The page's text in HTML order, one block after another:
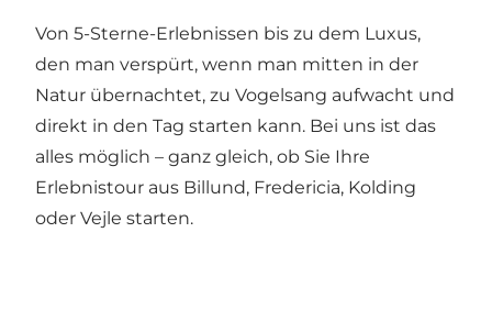
Von 5-Sterne-Erlebnissen bis zu dem Luxus,
den man verspürt, wenn man mitten in der
Natur übernachtet, zu Vogelsang aufwacht und
direkt in den Tag starten kann. Bei uns ist das
alles möglich – ganz gleich, ob Sie Ihre
Erlebnistour aus Billund, Fredericia, Kolding
oder Vejle starten.